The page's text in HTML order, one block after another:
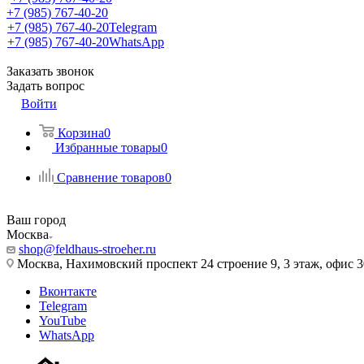
+7 (985) 767-40-20
+7 (985) 767-40-20Telegram
+7 (985) 767-40-20WhatsApp
Заказать звонок
Задать вопрос
Войти
Корзина0
Избранные товары0
Сравнение товаров0
Ваш город
Москва
shop@feldhaus-stroeher.ru
Москва, Нахимовский проспект 24 строение 9, 3 этаж, офис
Вконтакте
Telegram
YouTube
WhatsApp